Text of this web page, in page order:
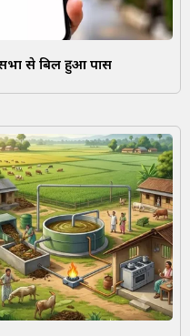
से बिल हुआ पास